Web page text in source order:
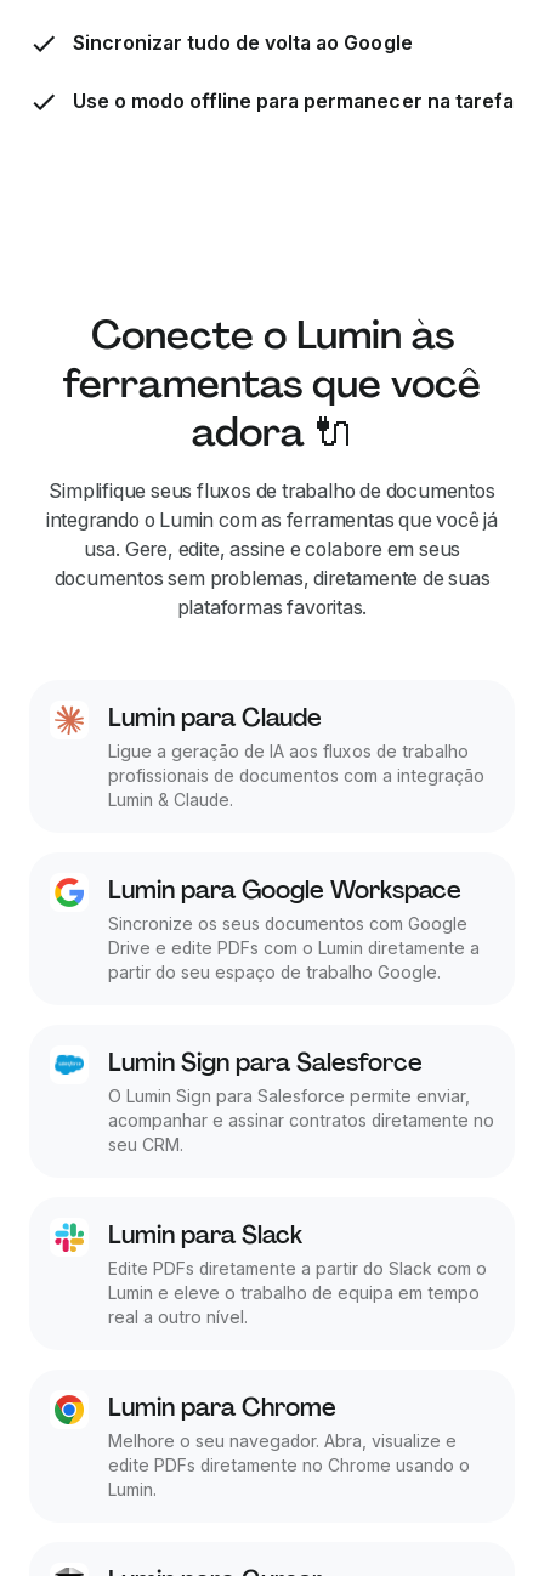
Sincronizar tudo de volta ao Google
Use o modo offline para permanecer na tarefa
Conecte o Lumin às
ferramentas que você
adora 🔌
Simplifique seus fluxos de trabalho de documentos
integrando o Lumin com as ferramentas que você já
usa. Gere, edite, assine e colabore em seus
documentos sem problemas, diretamente de suas
plataformas favoritas.
Lumin para Claude
Ligue a geração de IA aos fluxos de trabalho
profissionais de documentos com a integração
Lumin & Claude.
Lumin para Google Workspace
Sincronize os seus documentos com Google
Drive e edite PDFs com o Lumin diretamente a
partir do seu espaço de trabalho Google.
Lumin Sign para Salesforce
O Lumin Sign para Salesforce permite enviar,
acompanhar e assinar contratos diretamente no
seu CRM.
Lumin para Slack
Edite PDFs diretamente a partir do Slack com o
Lumin e eleve o trabalho de equipa em tempo
real a outro nível.
Lumin para Chrome
Melhore o seu navegador. Abra, visualize e
edite PDFs diretamente no Chrome usando o
Lumin.